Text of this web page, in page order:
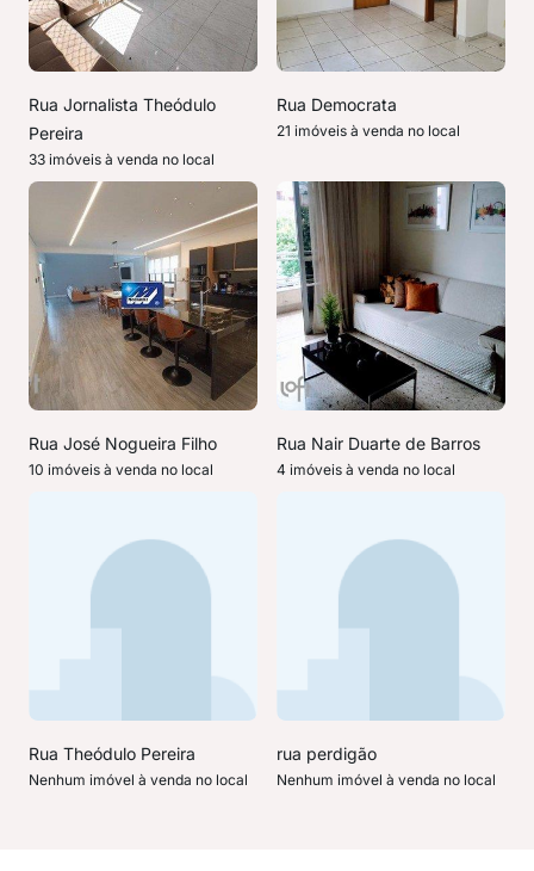
Rua Jornalista Theódulo
Pereira
33 imóveis à venda no local
Rua Democrata
21 imóveis à venda no local
Rua José Nogueira Filho
10 imóveis à venda no local
Rua Nair Duarte de Barros
4 imóveis à venda no local
Rua Theódulo Pereira
Nenhum imóvel à venda no local
rua perdigão
Nenhum imóvel à venda no local